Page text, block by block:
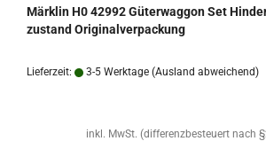
Märk­lin H0 42992 Gü­ter­wag­gon Set
zu­stand Ori­gi­nal­ver­pa­ckung
Lieferzeit: 3-5 Werktage (Ausland abweichend)
inkl. MwSt. (differenzbesteuert nach